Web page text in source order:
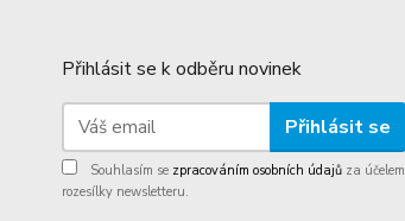
Přihlásit se k odběru novinek
Přihlásit se
Souhlasím se zpracováním osobních údajů za účelem
rozesílky newsletteru.